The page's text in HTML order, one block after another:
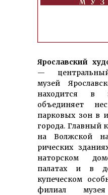
Ярославский
—
музей
находится
объединяет
парковых зон в
города. Главный
на Волжской
рических
наторском
палатах и в
купеческом
филиал